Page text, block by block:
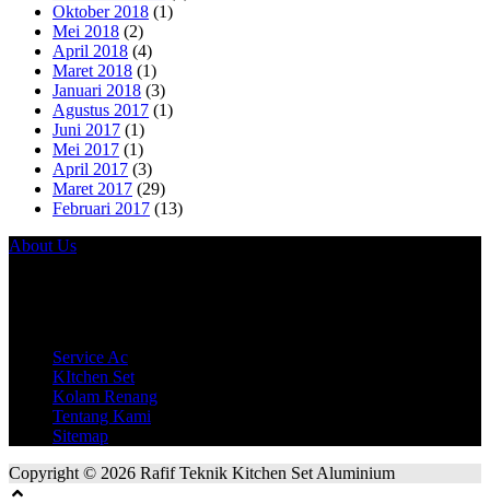
Oktober 2018 (1)
Mei 2018 (2)
April 2018 (4)
Maret 2018 (1)
Januari 2018 (3)
Agustus 2017 (1)
Juni 2017 (1)
Mei 2017 (1)
April 2017 (3)
Maret 2017 (29)
Februari 2017 (13)
About Us
Service Ac
KItchen Set
Kolam Renang
Tentang Kami
Sitemap
Copyright © 2026 Rafif Teknik Kitchen Set Aluminium